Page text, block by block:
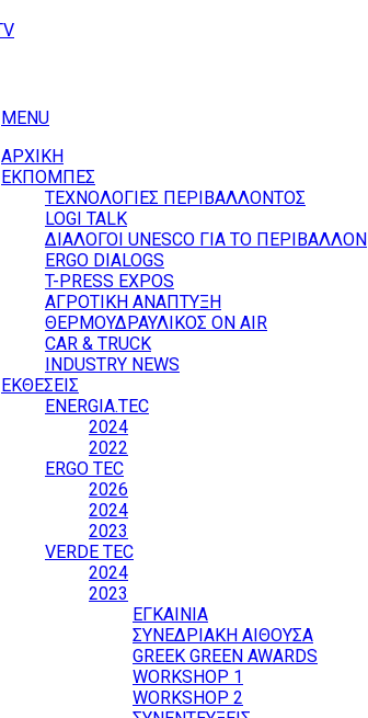
MENU
ΑΡΧΙΚΗ
ΕΚΠΟΜΠΕΣ
ΤΕΧΝΟΛΟΓΙΕΣ ΠΕΡΙΒΑΛΛΟΝΤΟΣ
LOGI TALK
ΔΙΑΛΟΓΟΙ UNESCO ΓΙΑ ΤΟ ΠΕΡΙΒΑΛΛΟΝ
ERGO DIALOGS
T-PRESS EXPOS
ΑΓΡΟΤΙΚΗ ΑΝΑΠΤΥΞΗ
ΘΕΡΜΟΥΔΡΑΥΛΙΚΟΣ ΟΝ AIR
CAR & TRUCK
INDUSTRY NEWS
ΕΚΘΕΣΕΙΣ
ENERGIA.TEC
2024
2022
ERGO TEC
2026
2024
2023
VERDE TEC
2024
2023
ΕΓΚΑΙΝΙΑ
ΣΥΝΕΔΡΙΑΚΗ ΑΙΘΟΥΣΑ
GREEK GREEN AWARDS
WORKSHOP 1
WORKSHOP 2